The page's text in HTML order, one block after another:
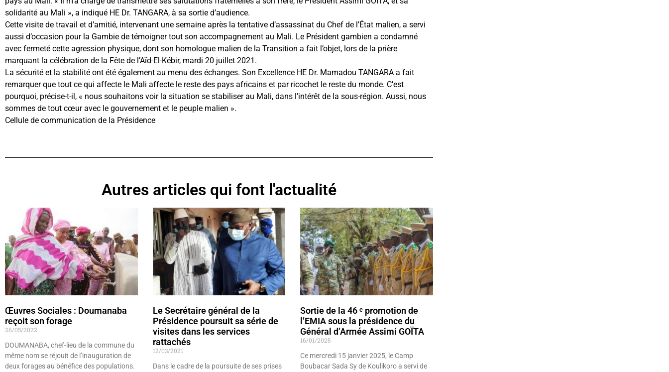
solidarité au Mali », a indiqué HE Dr. TANGARA, à sa sortie d’audience.
Cette visite de travail et d’amitié, intervenant une semaine après la tentative d’assassinat du Chef de l’État malien, a servi
aussi d’occasion pour la Gambie de témoigner tout son accompagnement au Mali. Le Président gambien a condamné
avec fermeté cette agression physique, dont son homologue malien de la Transition a fait l’objet, lors de la prière
marquant la célébration de la Fête de l’Aïd-El-Kébir, mardi 20 juillet 2021.
La sécurité et la stabilité ont été également au menu des échanges. Son Excellence HE Dr. Mamadou TANGARA a fait
remarquer que tout ce qui affecte le Mali affecte le reste des pays africains et par ricochet le reste du monde. C’est
pourquoi, précise-t-il, « nous souhaitons voir la situation se stabiliser au Mali, dans l’intérêt de la sous-région. Aussi, nous
sommes de tout cœur avec le gouvernement et le peuple malien ».
Cellule de communication de la Présidence
Autres articles qui font l'actualité
Œuvres Sociales : Doumanaba
reçoit son forage
26/05/2022
DOUMANABA, chef-lieu de la commune du
même nom se réjouit de l’inauguration de
deux forages au bénéfice des populations.
Le Secrétaire général de la
Présidence poursuit sa série de
visites dans les services
rattachés
12/03/2021
Dans le cadre de la poursuite de ses prises
Sortie de la 46 ᵉ promotion de
l’EMIA sous la présidence du
Général d’Armée Assimi GOÏTA
16/01/2025
Ce mercredi 15 janvier 2025, le Camp
Boubacar Sada Sy de Koulikoro a servi de